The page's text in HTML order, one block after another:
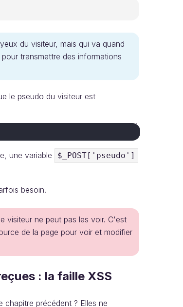
du visiteur, mais qui va quand
transmettre des informations
le pseudo du visiteur est
une variable $_POST['pseudo']
besoin.
visiteur ne peut pas les voir. C'est
de la page pour voir et modifier
: la faille XSS
précédent ? Elles ne